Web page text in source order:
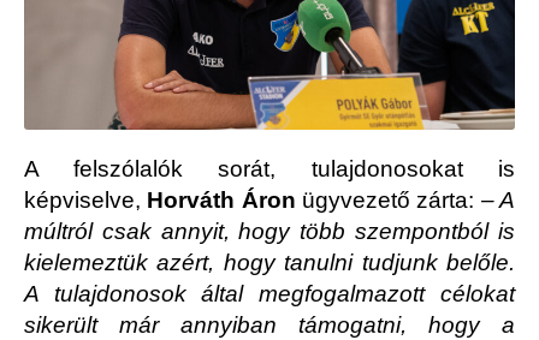
A felszólalók sorát, tulajdonosokat is
képviselve, Horváth Áron ügyvezető zárta: – A
múltról csak annyit, hogy több szempontból is
kielemeztük azért, hogy tanulni tudjunk belőle.
A tulajdonosok által megfogalmazott célokat
sikerült már annyiban támogatni, hogy a